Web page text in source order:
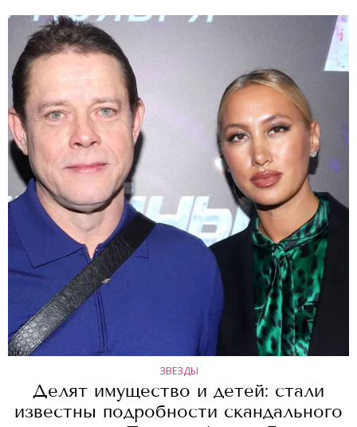
ЗВЕЗДЫ
Делят имущество и детей: стали
известны подробности скандального